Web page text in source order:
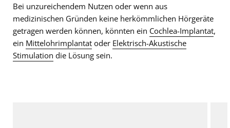
Bei unzureichendem Nutzen oder wenn aus
medizinischen Gründen keine herkömmlichen Hörgeräte
getragen werden können, könnten ein Cochlea-Implantat,
ein Mittelohrimplantat oder Elektrisch-Akustische
Stimulation die Lösung sein.